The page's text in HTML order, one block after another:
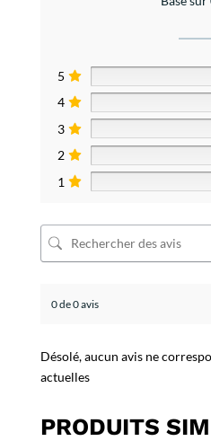
5
4
3
2
1
0 de 0 avis
Désolé, aucun avis ne
actuelles
PRODUITS